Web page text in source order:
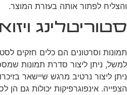
והצליח לפתור אותה בעזרת המוצר.
סטוריטלינג
תמונות וסרטונים הם כלים חזקים
למשל, ניתן ליצור סדרת תמונות
ניתן ליצור נרטיב מרגש שיישאר
הצפייה. אינפוגרפיקות יכולות גם הן